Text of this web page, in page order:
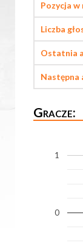
Pozycja w
Liczba
Ostatnia
Następna
Gracze:
0
1